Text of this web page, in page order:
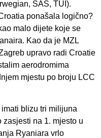
SAS, TUI).
ponašala logično?
malo dijete koje se
Kao da je MZL
upravo radi Croatie
aerodromima
mjestu po broju LCC
blizu tri milijuna
na 1. mjesto u
Ryaniara vrlo